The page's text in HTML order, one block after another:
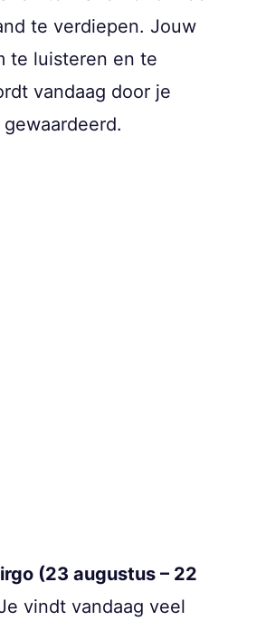
te verdiepen. Jouw
te luisteren en te
vandaag door je
(23 augustus – 22
vindt vandaag veel